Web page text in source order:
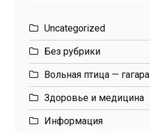
Uncategorized
Без рубрики
Вольная птица — гагара
Здоровье и медицина
Информация